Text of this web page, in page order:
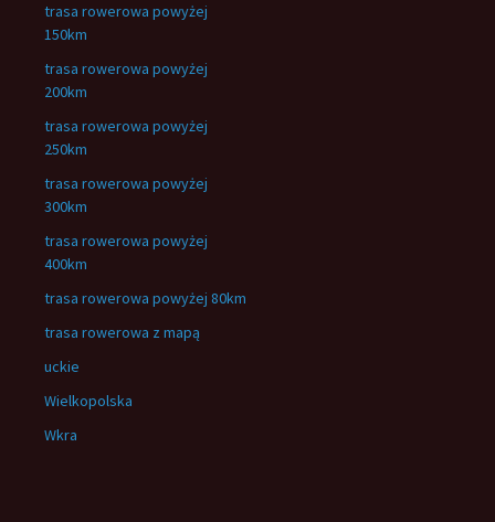
trasa rowerowa powyżej
150km
trasa rowerowa powyżej
200km
trasa rowerowa powyżej
250km
trasa rowerowa powyżej
300km
trasa rowerowa powyżej
400km
trasa rowerowa powyżej 80km
trasa rowerowa z mapą
uckie
Wielkopolska
Wkra